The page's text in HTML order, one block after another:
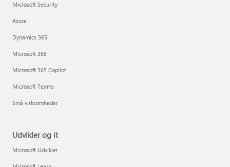
Microsoft Security
Azure
Dynamics 365
Microsoft 365
Microsoft 365 Copilot
Microsoft Teams
Små virksomheder
Udvikler og it
Microsoft Udvikler